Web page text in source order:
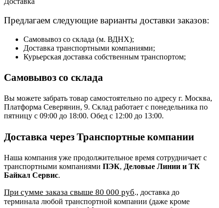
Предлагаем следующие варианты доставки заказов:
Самовывоз со склада (м. ВДНХ);
Доставка транспортными компаниями;
Курьерская доставка собственным транспортом;
Самовывоз со склада
Вы можете забрать товар самостоятельно по адресу г. Москва,
Платформа Северянин, 9. Склад работает с понедельника по
пятницу с 09:00 до 18:00. Обед с 12:00 до 13:00.
Доставка через Транспортные компании
Наша компания уже продолжительное время сотрудничает с
транспортными компаниями ПЭК, Деловые Линии и ТК
Байкал Сервис.
При сумме заказа свыше 80 000 руб., доставка до
терминала любой транспортной компании (даже кроме